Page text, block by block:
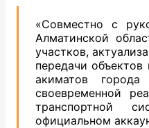
«Совместно с
Алматинской
участков,
передачи
акиматов
своевременной
транспортной
официальном